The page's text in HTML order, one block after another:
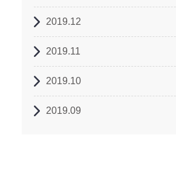
2019.12
2019.11
2019.10
2019.09